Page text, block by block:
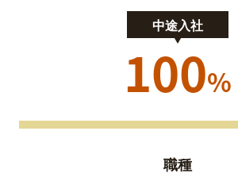
中途入社
100%
職種